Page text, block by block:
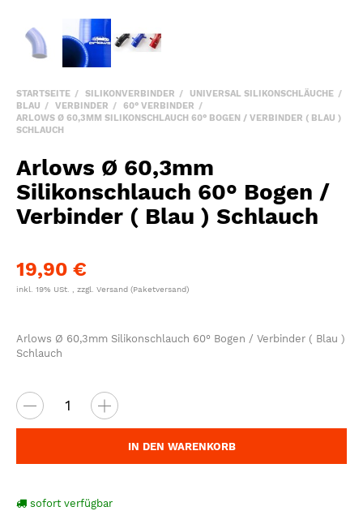
STARTSEITE SILIKONVERBINDER
UNIVERSAL SILIKONSCHLÄUCHE
BLAU
VERBINDER
60° VERBINDER
ARLOWS Ø 60,3MM SILIKONSCHLAUCH 60° BOGEN / VERBINDER ( BLAU )
SCHLAUCH
Arlows Ø 60,3mm
Silikonschlauch 60° Bogen /
Verbinder ( Blau ) Schlauch
19,90 €
inkl. 19% USt. , zzgl. Versand (Paketversand)
Arlows Ø 60,3mm Silikonschlauch 60° Bogen / Verbinder ( Blau )
Schlauch
IN DEN WARENKORB
sofort verfügbar